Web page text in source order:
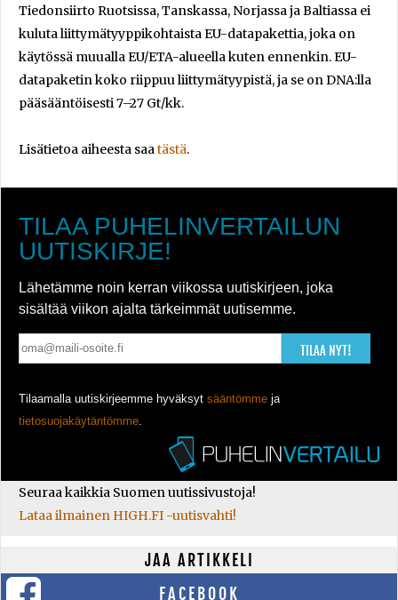
Tiedonsiirto Ruotsissa, Tanskassa, Norjassa ja Baltiassa ei
kuluta liittymätyyppikohtaista EU-datapakettia, joka on
käytössä muualla EU/ETA-alueella kuten ennenkin. EU-
datapaketin koko riippuu liittymätyypistä, ja se on DNA:lla
pääsääntöisesti 7–27 Gt/kk.
Lisätietoa aiheesta saatästä.
TILAA PUHELINVERTAILUN
UUTISKIRJE!
Lähetämme noin kerran viikossa uutiskirjeen, joka
sisältää viikon ajalta tärkeimmät uutisemme.
TILAA NYT!
Tilaamalla uutiskirjeemme hyväksyt sääntömme ja
tietosuojakäytäntömme
Seuraa kaikkia Suomen uutissivustoja!
Lataa ilmainen HIGH.FI -uutisvahti!
JAA ARTIKKELI
FACEBOOK